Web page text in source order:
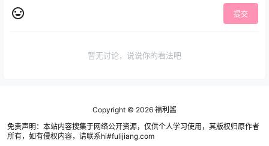
提交
暂无讨论，说说你的看法吧
Copyright © 2026 福利酱
免责声明：本站内容搜集于网络公开资源，仅供个人学习使用，其版权归原作者
所有，如有侵权内容，请联系hi#fulijiang.com